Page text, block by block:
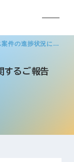
案件の進捗状況に…
するご報告